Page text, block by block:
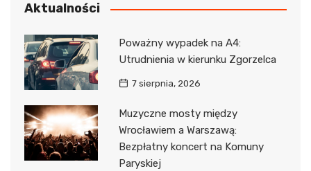
Aktualności
Poważny wypadek na A4:
Utrudnienia w kierunku Zgorzelca
7 sierpnia, 2026
Muzyczne mosty między
Wrocławiem a Warszawą:
Bezpłatny koncert na Komuny
Paryskiej